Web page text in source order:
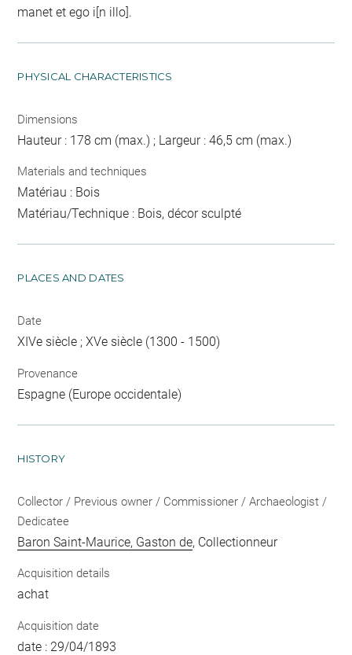
manet et ego i[n illo].
PHYSICAL CHARACTERISTICS
Dimensions
Hauteur : 178 cm (max.) ; Largeur : 46,5 cm (max.)
Materials and techniques
Matériau : Bois
Matériau/Technique : Bois, décor sculpté
PLACES AND DATES
Date
XIVe siècle ; XVe siècle (1300 - 1500)
Provenance
Espagne (Europe occidentale)
HISTORY
Collector / Previous owner / Commissioner / Archaeologist /
Dedicatee
Baron Saint-Maurice, Gaston de, Collectionneur
Acquisition details
achat
Acquisition date
date : 29/04/1893